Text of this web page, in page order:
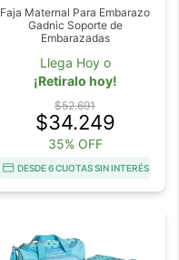
Faja Maternal Para Embarazo
Gadnic Soporte de
Embarazadas
Llega Hoy o
¡Retiralo hoy!
$52.691
$34.249
35% OFF
DESDE 6 CUOTAS SIN INTERÉS